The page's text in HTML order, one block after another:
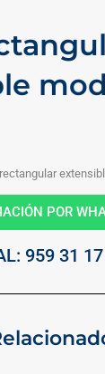
POR
959 31